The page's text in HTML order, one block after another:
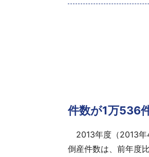
件数が1万536
2013年度（2013年
倒産件数は、前年度